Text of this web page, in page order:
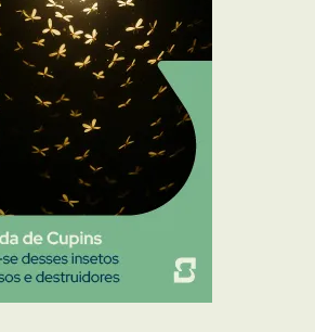
Pulgas e Carrapatos
Ratos
Sanitização
Traças